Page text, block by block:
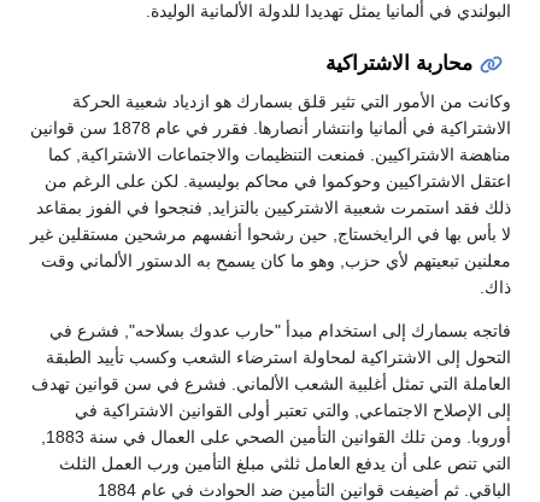
البولندي في ألمانيا يمثل تهديدا للدولة الألمانية الوليدة.
محاربة الاشتراكية
وكانت من الأمور التي تثير قلق بسمارك هو ازدياد شعبية الحركة
الاشتراكية في ألمانيا وانتشار أنصارها. فقرر في عام 1878 سن قوانين
مناهضة الاشتراكيين. فمنعت التنظيمات والاجتماعات الاشتراكية, كما
اعتقل الاشتراكيين وحوكموا في محاكم بوليسية. لكن على الرغم من
ذلك فقد استمرت شعبية الاشتركيين بالتزايد, فنجحوا في الفوز بمقاعد
لا بأس بها في الرايخستاج, حين رشحوا أنفسهم مرشحين مستقلين غير
معلنين تبعيتهم لأي حزب, وهو ما كان يسمح به الدستور الألماني وقت
ذاك.
فاتجه بسمارك إلى استخدام مبدأ "حارب عدوك بسلاحه", فشرع في
التحول إلى الاشتراكية لمحاولة استرضاء الشعب وكسب تأييد الطبقة
العاملة التي تمثل أغلبية الشعب الألماني. فشرع في سن قوانين تهدف
إلى الإصلاح الاجتماعي, والتي تعتبر أولى القوانين الاشتراكية في
التي تنص على أن يدفع العامل ثلثي مبلغ التأمين ورب العمل الثلث
الباقي. ثم أضيفت قوانين التأمين ضد الحوادث في عام 1884